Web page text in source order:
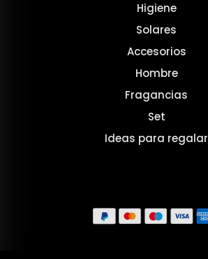
Higiene
Solares
Accesorios
Hombre
Fragancias
Set
Ideas para regalar